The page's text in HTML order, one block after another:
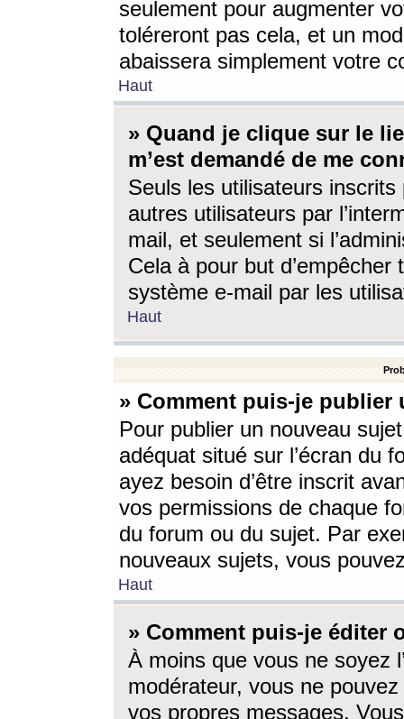
seulement pour augmenter
toléreront pas cela, et un
abaissera simplement votre
Haut
» Quand je clique sur le
m’est demandé de me
Seuls les utilisateurs
autres utilisateurs par
mail, et seulement si
Cela à pour but
système e-mail par les
Haut
» Comment puis-je
Pour publier un nouveau
adéquat situé sur l’écran du
ayez besoin d’être inscrit
vos permissions de chaque
du forum ou du sujet. Par
nouveaux sujets, vous
Haut
» Comment puis-je éditer
À moins que vous ne soyez
modérateur, vous ne
vos propres messages.